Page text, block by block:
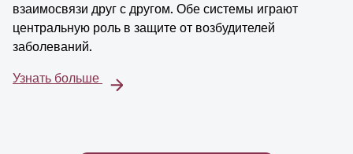
взаимосвязи друг с другом. Обе системы играют
центральную роль в защите от возбудителей
заболеваний.
Узнать больше